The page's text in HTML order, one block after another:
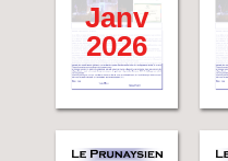
Janv
2026